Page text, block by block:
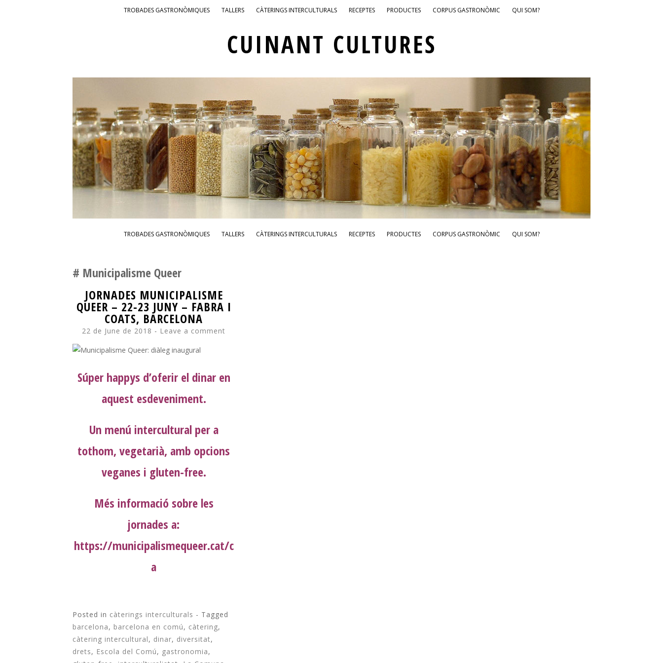
TROBADES GASTRONÒMIQUES TALLERS CÀTERINGS INTERCULTURALS RECEPTES PRODUCTES CORPUS GASTRONÒMIC QUI SOM?
CUINANT CULTURES
TROBADES GASTRONÒMIQUES TALLERS CÀTERINGS INTERCULTURALS RECEPTES PRODUCTES CORPUS GASTRONÒMIC QUI SOM?
Municipalisme Queer
JORNADES MUNICIPALISME
QUEER – 22-23 JUNY – FABRA I
COATS, BARCELONA
22 de June de 2018 Leave a comment
Súper happys d’oferir el dinar en
aquest esdeveniment.
Un menú intercultural per a
tothom, vegetarià, amb opcions
veganes i gluten-free.
Més informació sobre les
jornades a:
https://municipalismequeer.cat/c
a
Posted in càterings interculturals - Tagged
barcelona, barcelona en comú, càtering,
càtering intercultural, dinar, diversitat,
drets, Escola del Comú, gastronomia,